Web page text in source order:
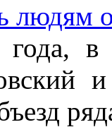
людям